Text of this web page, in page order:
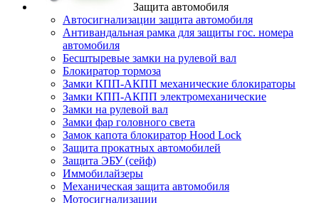
Защита автомобиля
Автосигнализации защита автомобиля
Антивандальная рамка для защиты гос. номера
автомобиля
Бесштыревые замки на рулевой вал
Блокиратор тормоза
Замки КПП-АКПП механические блокираторы
Замки КПП-АКПП электромеханические
Замки на рулевой вал
Замки фар головного света
Замок капота блокиратор Hood Lock
Защита прокатных автомобилей
Защита ЭБУ (сейф)
Иммобилайзеры
Механическая защита автомобиля
Мотосигнализации